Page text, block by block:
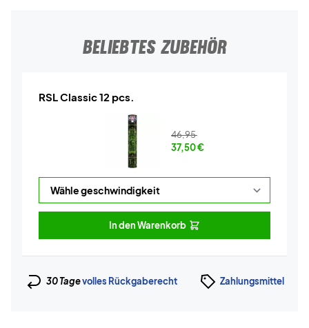
BELIEBTES ZUBEHÖR
RSL Classic 12 pcs.
46,95
37,50€
In den Warenkorb
30 Tagevolles Rückgaberecht Zahlungsmittel